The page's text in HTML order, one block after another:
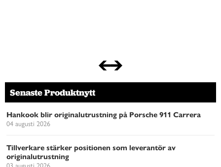
Senaste Produktnytt
Hankook blir originalutrustning på Porsche 911 Carrera
04 augusti 2026
Tillverkare stärker positionen som leverantör av
originalutrustning
03 augusti 2026